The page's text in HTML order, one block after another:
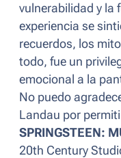
vulnerabilidad y la
experiencia se
recuerdos, los
todo, fue un
emocional a la
No puedo
Landau por
SPRINGSTEEN:
20th Century